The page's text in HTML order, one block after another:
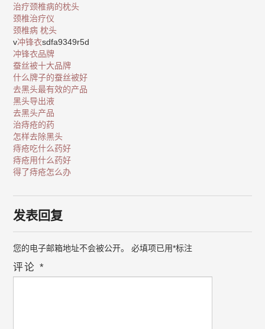
治疗颈椎病的枕头
颈椎治疗仪
颈椎病 枕头
v冲锋衣sdfa9349r5d
冲锋衣品牌
蚕丝被十大品牌
什么牌子的蚕丝被好
去黑头最有效的产品
黑头导出液
去黑头产品
治痔疮的药
怎样去除黑头
痔疮吃什么药好
痔疮用什么药好
得了痔疮怎么办
发表回复
您的电子邮箱地址不会被公开。 必填项已用*标注
评论*